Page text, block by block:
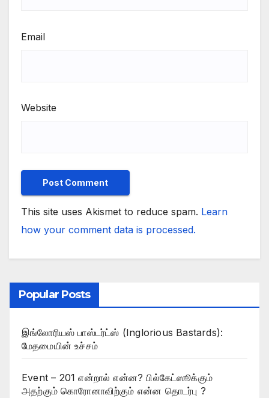
Email
Website
This site uses Akismet to reduce spam. Learn
how your comment data is processed.
Popular Posts
இங்லோரியஸ் பாஸ்டர்ட்ஸ் (Inglorious Bastards):
மேதமையின் உச்சம்
Event – 201 என்றால் என்ன? பில்கேட்ஸூக்கும்
அதற்கும் கொரோனாவிற்கும் என்ன தொடர்பு ?